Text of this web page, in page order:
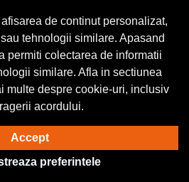
Toate drepturile rezervate.
powered by
de continut personalizat,
tehnologii similare. Apasand
permiti colectarea de informatii
similare. Afla in sectiunea
multe despre cookie-uri, inclusiv
acordului.
Accept
preferintele